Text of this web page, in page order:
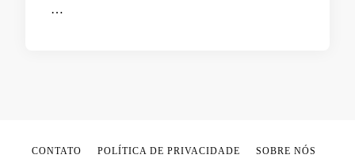
…
CONTATO POLÍTICA DE PRIVACIDADE
SOBRE NÓS